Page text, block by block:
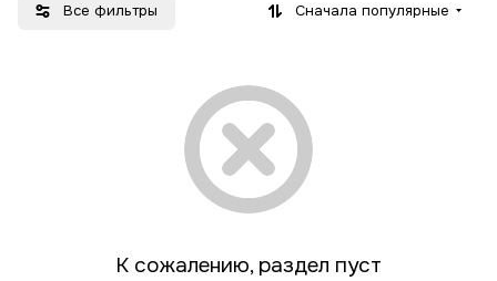
Все фильтры Сначала популярные
К сожалению, раздел пуст